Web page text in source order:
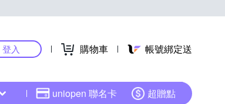
登入 購物車 帳號綁定送
uniopen 聯名卡 超贈點